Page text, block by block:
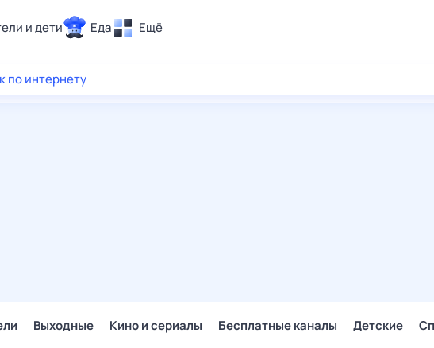
и дети Еда Ещё
по интернету
Выходные Кино и сериалы Бесплатные каналы Детские